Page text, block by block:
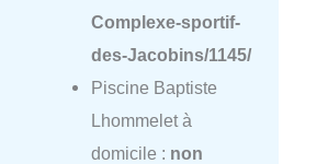
Complexe-sportif-
des-Jacobins/1145/
Piscine Baptiste
Lhommelet à
domicile : non